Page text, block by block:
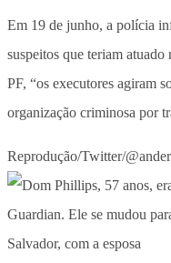
Em 19 de junho, a polícia
suspeitos que teriam atuado
PF, “os executores agiram
organização criminosa por
Reprodução/Twitter/